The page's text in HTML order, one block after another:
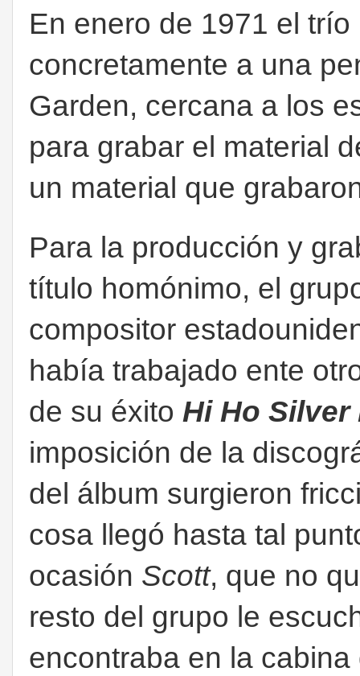
En enero de 1971 el
concretamente a una
Garden, cercana a los
para grabar el material
un material que
Para la producción y
título homónimo, el
compositor
había trabajado ente
de su éxito Hi Ho
imposición de la
del álbum surgieron
cosa llegó hasta tal
ocasión Scott, que no
resto del grupo le
encontraba en la